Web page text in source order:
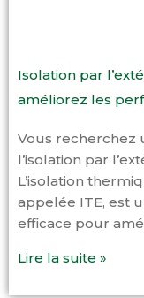
Isolation par
améliorez les
Vous recherchez
l’isolation par
L’isolation
appelée ITE, est
efficace pour
Lire la suite »